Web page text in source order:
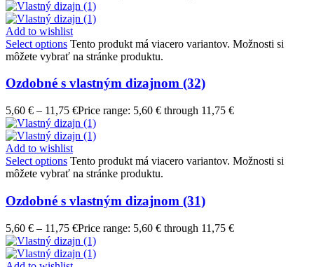
Add to wishlist
Select options Tento produkt má viacero variantov. Možnosti si
môžete vybrať na stránke produktu.
Ozdobné s vlastným dizajnom (32)
5,60 € – 11,75 €Price range: 5,60 € through 11,75 €
Add to wishlist
Select options Tento produkt má viacero variantov. Možnosti si
môžete vybrať na stránke produktu.
Ozdobné s vlastným dizajnom (31)
5,60 € – 11,75 €Price range: 5,60 € through 11,75 €